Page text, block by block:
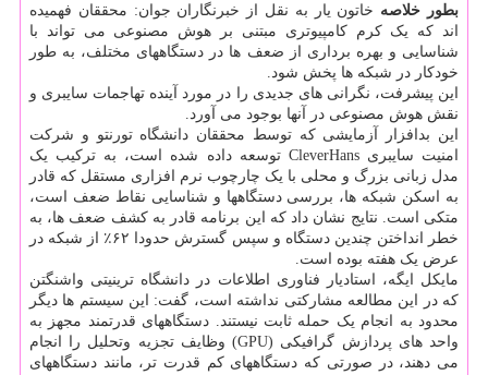
بطور خلاصه خاتون یار به نقل از خبرنگاران جوان: محققان فهمیده
اند که یک کرم کامپیوتری مبتنی بر هوش مصنوعی می تواند با
شناسایی و بهره برداری از ضعف ها در دستگاههای مختلف، به طور
خودکار در شبکه ها پخش شود.
این پیشرفت، نگرانی های جدیدی را در مورد آینده تهاجمات سایبری و
نقش هوش مصنوعی در آنها بوجود می آورد.
این بدافزار آزمایشی که توسط محققان دانشگاه تورنتو و شرکت
امنیت سایبری CleverHans توسعه داده شده است، به ترکیب یک
مدل زبانی بزرگ و محلی با یک چارچوب نرم افزاری مستقل که قادر
به اسکن شبکه ها، بررسی دستگاهها و شناسایی نقاط ضعف است،
متکی است. نتایج نشان داد که این برنامه قادر به کشف ضعف ها، به
خطر انداختن چندین دستگاه و سپس گسترش حدودا ۶۲٪ از شبکه در
عرض یک هفته بوده است.
مایکل ایگه، استادیار فناوری اطلاعات در دانشگاه ترینیتی واشنگتن
که در این مطالعه مشارکتی نداشته است، گفت: این سیستم ها دیگر
محدود به انجام یک حمله ثابت نیستند. دستگاههای قدرتمند مجهز به
واحد های پردازش گرافیکی (GPU) وظایف تجزیه وتحلیل را انجام
می دهند، در صورتی که دستگاههای کم قدرت تر، مانند دستگاههای